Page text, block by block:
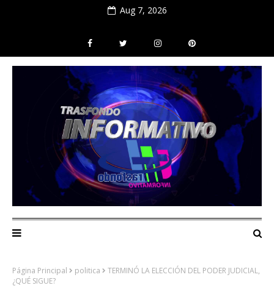
Aug 7, 2026
Página Principal politica
TERMINÓ LA ELECCIÓN DEL PODER JUDICIAL,
¿QUÉ SIGUE?